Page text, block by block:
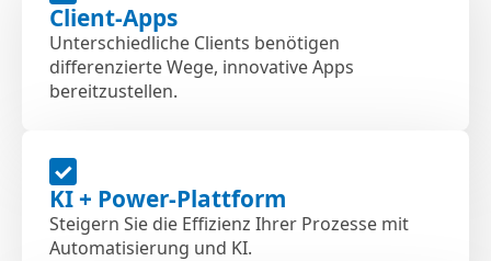
Client-Apps
Unterschiedliche Clients benötigen
differenzierte Wege, innovative Apps
bereitzustellen.
KI + Power-Plattform
Steigern Sie die Effizienz Ihrer Prozesse mit
Automatisierung und KI.